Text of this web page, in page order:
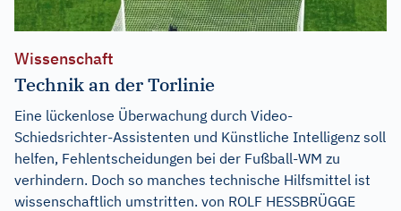
Wissenschaft
Technik an der Torlinie
Eine lückenlose Überwachung durch Video-
Schiedsrichter-Assistenten und Künstliche Intelligenz soll
helfen, Fehlentscheidungen bei der Fußball-WM zu
verhindern. Doch so manches technische Hilfsmittel ist
wissenschaftlich umstritten. von ROLF HESSBRÜGGE